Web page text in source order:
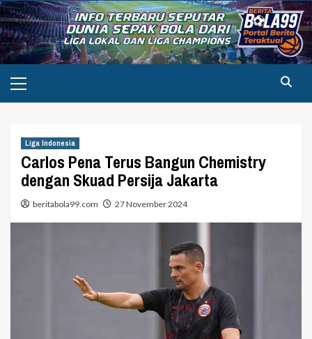
Skip
to
content
Menu
Liga Indonesia
Carlos Pena Terus Bangun Chemistry
dengan Skuad Persija Jakarta
beritabola99.com 27 November 2024